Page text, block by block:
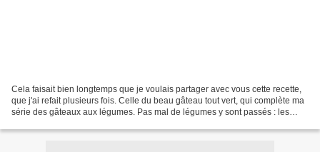
Cela faisait bien longtemps que je voulais partager avec vous cette recette,
que j'ai refait plusieurs fois. Celle du beau gâteau tout vert, qui complète ma
série des gâteaux aux légumes. Pas mal de légumes y sont passés : les